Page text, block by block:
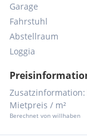
Garage
Fahrstuhl
Abstellraum
Loggia
Zusatzinformation:
Mietpreis / m²
Berechnet von willhaben